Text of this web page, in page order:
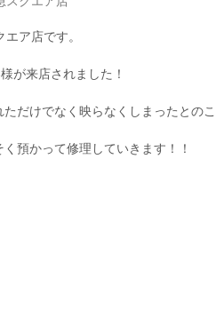
ア店です。
が来店されました！
だけでなく映らなくしまったとのこ
預かって修理していきます！！